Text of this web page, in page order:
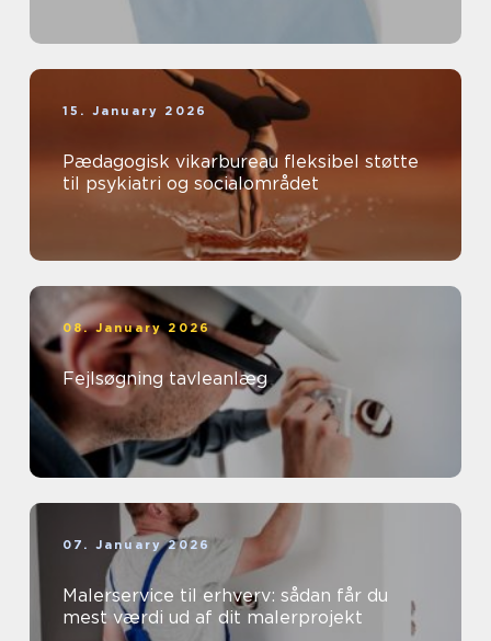
15. January 2026
Pædagogisk vikarbureau fleksibel støtte
til psykiatri og socialområdet
08. January 2026
Fejlsøgning tavleanlæg
07. January 2026
Malerservice til erhverv: sådan får du
mest værdi ud af dit malerprojekt